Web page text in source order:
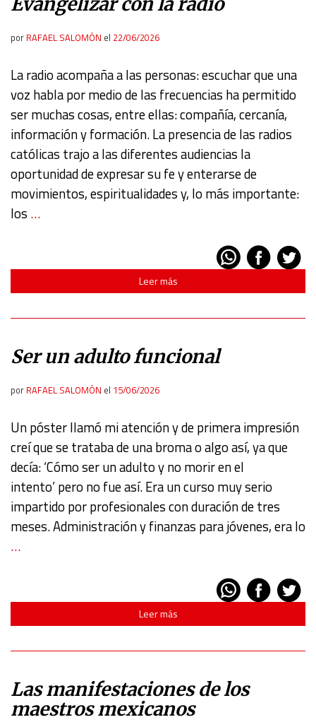
por RAFAEL SALOMÓN el 22/06/2026
La radio acompaña a las personas: escuchar que una
voz habla por medio de las frecuencias ha permitido
ser muchas cosas, entre ellas: compañía, cercanía,
información y formación. La presencia de las radios
católicas trajo a las diferentes audiencias la
oportunidad de expresar su fe y enterarse de
movimientos, espiritualidades y, lo más importante:
los …
Leer más
Ser un adulto funcional
por RAFAEL SALOMÓN el 15/06/2026
Un póster llamó mi atención y de primera impresión
creí que se trataba de una broma o algo así, ya que
decía: ‘Cómo ser un adulto y no morir en el
intento’ pero no fue así. Era un curso muy serio
impartido por profesionales con duración de tres
meses. Administración y finanzas para jóvenes, era lo
…
Leer más
Las manifestaciones de los
maestros mexicanos